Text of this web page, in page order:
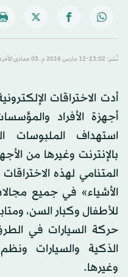
نُشر: 23:02-12 مارس 2016 م ـ 03 جمادى الآخرة 1437 هـ
أدت الاختراقات
أجهزة الأفراد
استهداف الملبوسات
بالإنترنت وغيرها من
المتنامي لهذه
الأشياء» في جميع
للأطفال وكبار السن،
حركة السيارات في
الذكية والسيارات
وغيرها.